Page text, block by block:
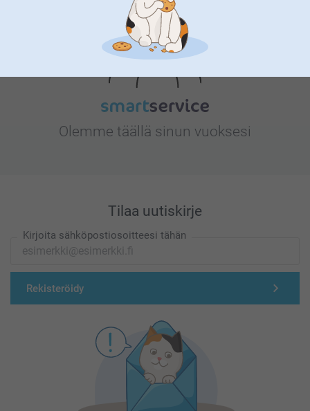
Etsitkö inspiraatiota?
Olemme täällä sinun vuoksesi
Tilaa uutiskirje
Kirjoita sähköpostiosoitteesi tähän
Rekisteröidy